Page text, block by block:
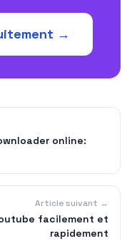
→
online:
Article suivant →
facilement et
rapidement